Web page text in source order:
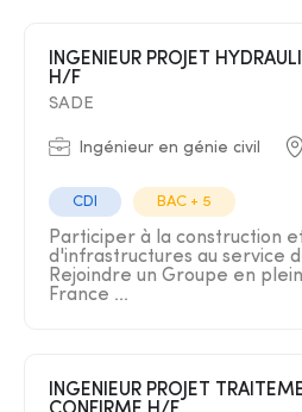
H/F
SADE
Ingénieur en génie civil
CDI BAC + 5
Participer à la construction
d'infrastructures au service
Rejoindre un Groupe en
France ...